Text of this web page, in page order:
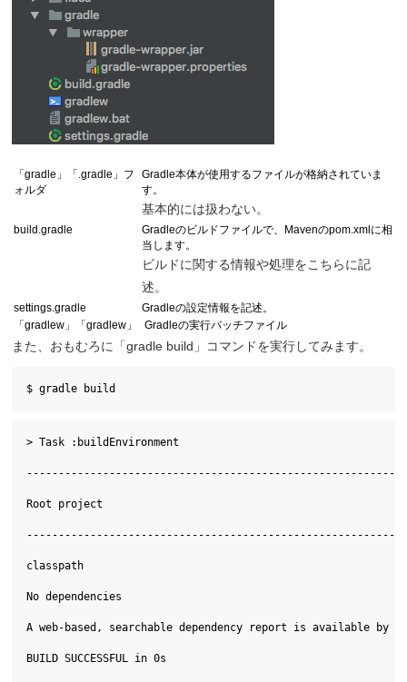
「gradle」「.gradle」フ
ォルダ
Gradle本体が使用するファイルが格納されていま
す。
基本的には扱わない。
build.gradle
Gradleのビルドファイルで、Mavenのpom.xmlに相
当します。
ビルドに関する情報や処理をこちらに記
述。
settings.gradle
Gradleの設定情報を記述。
「gradlew」「gradlew」
Gradleの実行バッチファイル
また、おもむろに「gradle build」コマンドを実行してみます。
$ gradle build
> Task :buildEnvironment
------------------------------------------------------------
Root project
------------------------------------------------------------
classpath
No dependencies
A web-based, searchable dependency report is available by
BUILD SUCCESSFUL in 0s